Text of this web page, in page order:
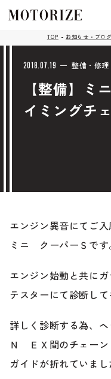
こだわり
中古車探しのご依頼/
ブランド紹介
ブログ
お客様の声
Phone
電話受付時間
タッ
Contact
24時間受付対応
車検・整備
TOP お知らせ・ブログ
2018.07.19 整備・修理
【整備】
イミングチ
エンジン異音にてご
ミニ クーパーＳです
エンジン始動と共に
テスターにて診断し
詳しく診断する為、
Ｎ ＥＸ間のチェーン
ガイドが折れていまし